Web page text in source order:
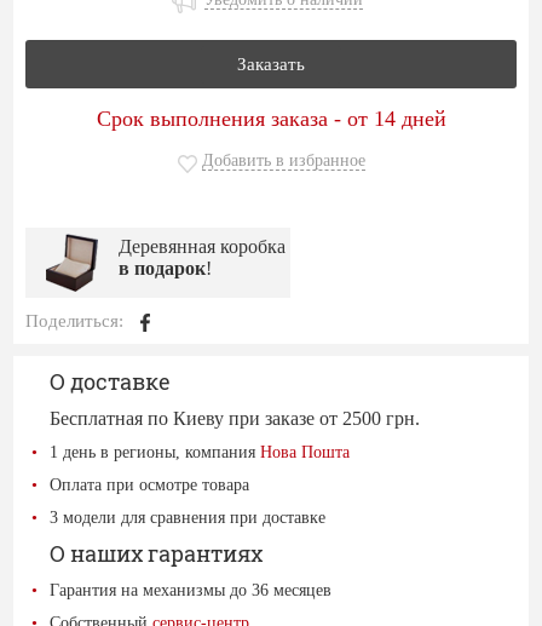
Заказать
Срок выполнения заказа - от 14 дней
Добавить в избранное
Деревянная коробка
в подарок!
Поделиться:
О доставке
Бесплатная по Киеву при заказе от 2500 грн.
1 день в регионы, компанияНова Пошта
Оплата при осмотре товара
3 модели для сравнения при доставке
О наших гарантиях
Гарантия на механизмы до 36 месяцев
Собственныйсервис-центр